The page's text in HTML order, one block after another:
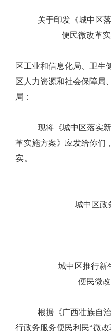
关于印发 《城中区
便民微改革
区工业和信息化局、卫生
区人力资源和社会保障局
局：
现将《城中区落实
革实施方案》应发给你们，
实。
城中区政
城中区推行新
便民微
根据《广西壮族自
行政务服务便民利民“微改